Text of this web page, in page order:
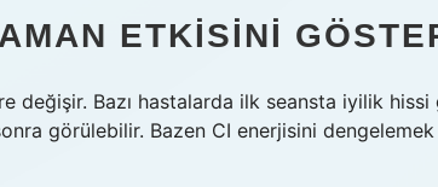
ETKISINI
değişir. Bazı hastalarda ilk seansta iyilik
görülebilir. Bazen CI enerjisini